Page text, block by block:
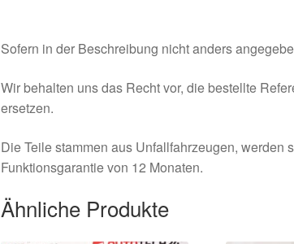
Sofern in der Beschreibung nicht anders
Wir behalten uns das Recht vor, die bestellte
ersetzen.
Die Teile stammen aus Unfallfahrzeugen,
Funktionsgarantie von 12 Monaten.
Ähnliche Produkte